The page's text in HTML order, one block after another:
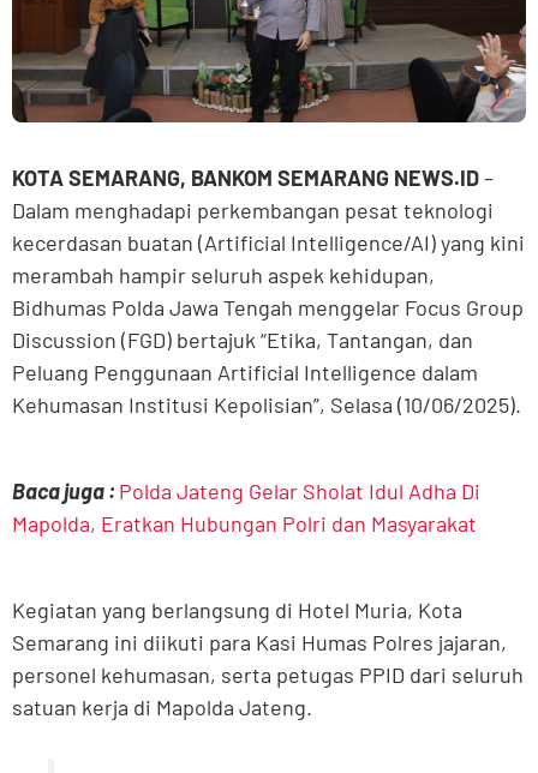
KOTA SEMARANG, BANKOM SEMARANG NEWS.ID–
Dalam menghadapi perkembangan pesat teknologi
kecerdasan buatan (Artificial Intelligence/AI) yang kini
merambah hampir seluruh aspek kehidupan,
Bidhumas Polda Jawa Tengah menggelar Focus Group
Discussion (FGD) bertajuk “Etika, Tantangan, dan
Peluang Penggunaan Artificial Intelligence dalam
Kehumasan Institusi Kepolisian”, Selasa (10/06/2025).
Baca juga : Polda Jateng Gelar Sholat Idul Adha Di
Mapolda, Eratkan Hubungan Polri dan Masyarakat
Kegiatan yang berlangsung di Hotel Muria, Kota
Semarang ini diikuti para Kasi Humas Polres jajaran,
personel kehumasan, serta petugas PPID dari seluruh
satuan kerja di Mapolda Jateng.